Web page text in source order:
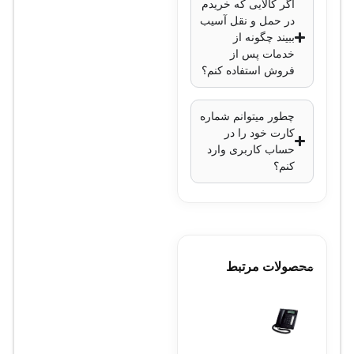
60 درجه سانتی‌گراد
ابعاد : 200x115x30
میلی‌متر
وزن: 0.4 کیلوگرم
ولت AC (با آداپتور)
نتیجه‌گیری
و چندمنظوره برای
طراحی شده است. با ارائه
اگر کالایی که خریدم
در حمل و نقل آسیب
ببیند چگونه از
خدمات پس از
فروش استفاده کنم؟
چطور میتوانم شماره
کارت خود را در
حساب کاربری وارد
کنم؟
محصولات مرتبط